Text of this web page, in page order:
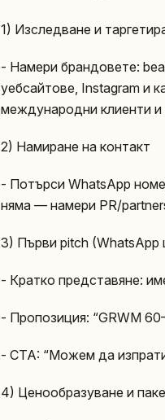
1) Изследване и
- Намери брандовете:
уебсайтове, Instagram и
международни клиенти
2) Намиране на контакт
- Потърси WhatsApp
няма — намери PR/
3) Първи pitch (WhatsApp
- Кратко представяне:
- Пропозиция: “GRWM
- CTA: “Можем да
4) Ценообразуване и